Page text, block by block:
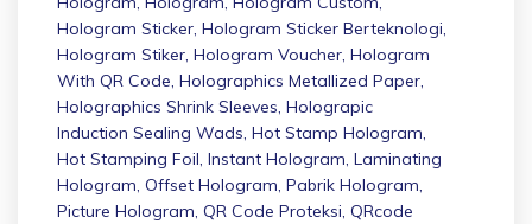
Hologram Sticker, Hologram Sticker Berteknologi,
Hologram Stiker, Hologram Voucher, Hologram
With QR Code, Holographics Metallized Paper,
Holographics Shrink Sleeves, Holograpic
Induction Sealing Wads, Hot Stamp Hologram,
Hot Stamping Foil, Instant Hologram, Laminating
Hologram, Offset Hologram, Pabrik Hologram,
Picture Hologram, QR Code Proteksi, QRcode